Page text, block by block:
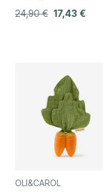
24,90 € 17,43 €
OLI&CAROL